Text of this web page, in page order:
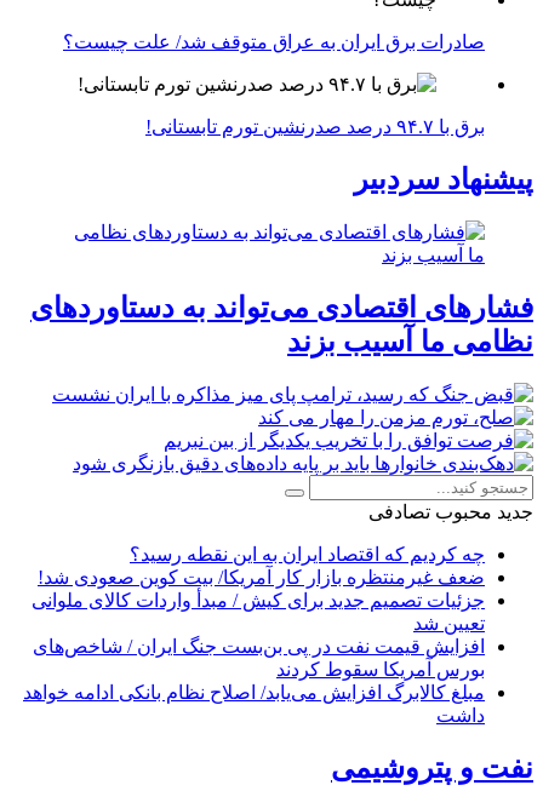
صادرات برق ایران به عراق متوقف شد/ علت چیست؟
برق با ۹۴.۷ درصد صدرنشین تورم تابستانی!
پیشنهاد سردبیر
فشارهای اقتصادی می‌تواند به دستاوردهای
نظامی ما آسیب بزند
جدید محبوب تصادفی
چه کردیم که اقتصاد ایران به این نقطه رسید؟
ضعف غیرمنتظره بازار کار آمریکا/ بیت کوین صعودی شد!
جزئیات تصمیم جدید برای کیش / مبدأ واردات کالای ملوانی
تعیین شد
افزایش قیمت نفت در پی بن‌بست جنگ ایران / شاخص‌های
بورس آمریکا سقوط کردند
مبلغ کالابرگ افزایش می‌یابد/ اصلاح نظام بانکی ادامه خواهد
داشت
نفت و پتروشیمی